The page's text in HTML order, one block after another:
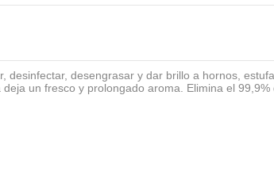
desengrasar y dar brillo a hornos,
un fresco y prolongado aroma. Elimina el 99,9%